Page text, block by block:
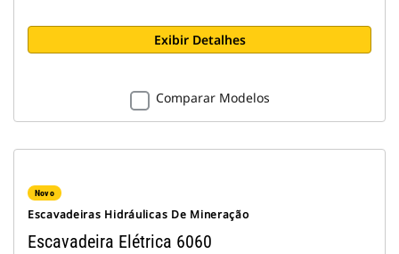
Exibir Detalhes
Comparar Modelos
Novo
Escavadeiras Hidráulicas De Mineração
Escavadeira Elétrica 6060